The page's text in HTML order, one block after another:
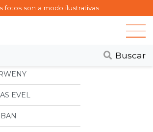
fotos son a modo ilustrativas
Buscar
EVEL